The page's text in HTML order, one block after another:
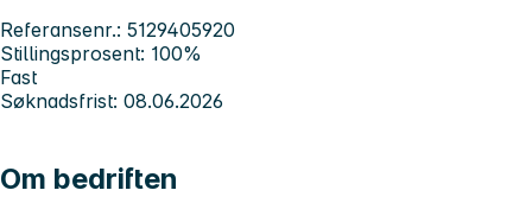
Referansenr.: 5129405920
Stillingsprosent: 100%
Fast
Søknadsfrist: 08.06.2026
Om bedriften